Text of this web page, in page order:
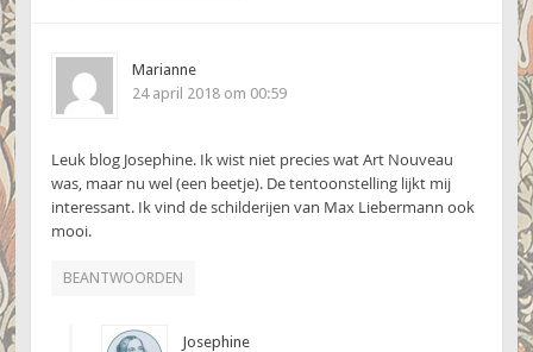
Marianne
24 april 2018 om 00:59
Leuk blog Josephine. Ik wist niet precies wat Art Nouveau
was, maar nu wel (een beetje). De tentoonstelling lijkt mij
interessant. Ik vind de schilderijen van Max Liebermann ook
mooi.
BEANTWOORDEN
Josephine